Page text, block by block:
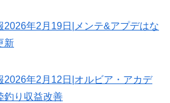
2026年2月19日|メンテ&アプデはな
新
2026年2月12日|オルビア・アカデ
釣り収益改善